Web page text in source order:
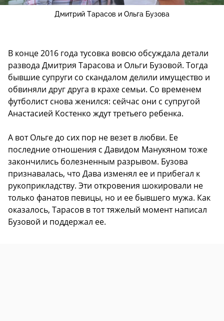
Дмитрий Тарасов и Ольга Бузова
В конце 2016 года тусовка вовсю обсуждала детали
развода Дмитрия Тарасова и Ольги Бузовой. Тогда
бывшие супруги со скандалом делили имущество и
обвиняли друг друга в крахе семьи. Со временем
футболист снова женился: сейчас они с супругой
Анастасией Костенко ждут третьего ребенка.
А вот Ольге до сих пор не везет в любви. Ее
последние отношения с Давидом Манукяном тоже
закончились болезненным разрывом. Бузова
признавалась, что Дава изменял ее и прибегал к
рукоприкладству. Эти откровения шокировали не
только фанатов певицы, но и ее бывшего мужа. Как
оказалось, Тарасов в тот тяжелый момент написал
Бузовой и поддержал ее.